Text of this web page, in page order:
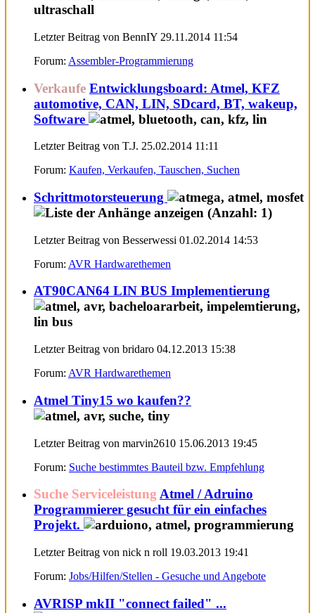
Letzter Beitrag von BennIY 29.11.2014 11:54
Forum: Assembler-Programmierung
Verkaufe Entwicklungsboard: Atmel, KFZ
automotive, CAN, LIN, SDcard, BT, wakeup,
Software
Letzter Beitrag von T.J. 25.02.2014 11:11
Forum: Kaufen, Verkaufen, Tauschen, Suchen
Schrittmotorsteuerung
Letzter Beitrag von Besserwessi 01.02.2014 14:53
Forum: AVR Hardwarethemen
AT90CAN64 LIN BUS Implementierung
Letzter Beitrag von bridaro 04.12.2013 15:38
Forum: AVR Hardwarethemen
Atmel Tiny15 wo kaufen??
Letzter Beitrag von marvin2610 15.06.2013 19:45
Forum: Suche bestimmtes Bauteil bzw. Empfehlung
Suche Serviceleistung Atmel / Adruino
Programmierer gesucht für ein einfaches
Projekt.
Letzter Beitrag von nick n roll 19.03.2013 19:41
Forum: Jobs/Hilfen/Stellen - Gesuche und Angebote
AVRISP mkII "connect failed" ...